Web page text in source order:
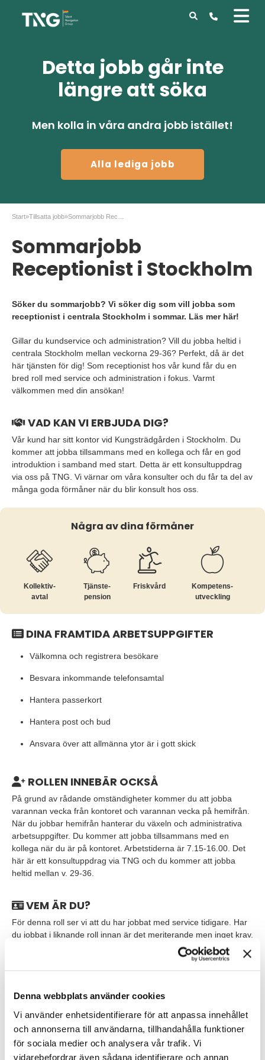
Denna webbplats använder cookies
Vi använder enhetsidentifierare för att anpassa innehållet
och annonserna till användarna, tillhandahålla funktioner
för sociala medier och analysera vår trafik. Vi
vidarebefordrar även sådana identifierare och annan
Detta jobb går inte
längre att söka
Men kolla in våra andra jobb istället!
Alla lediga jobb
Start»Tillsatta jobb»
Sommarjobb
Receptionist i Stockholm
Söker du sommarjobb? Vi söker dig som vill jobba som
receptionist i centrala Stockholm i sommar. Läs mer här!
Gillar du kundservice och administration? Vill du jobba heltid i
centrala Stockholm mellan veckorna 29-36? Perfekt, då är det
här tjänsten för dig! Som receptionist hos vår kund får du en
bred roll med service och administration i fokus. Varmt
välkommen med din ansökan!
VAD KAN VI ERBJUDA DIG?
Vår kund har sitt kontor vid Kungsträdgården i Stockholm. Du
kommer att jobba tillsammans med en kollega och får en god
introduktion i samband med start. Detta är ett konsultuppdrag
via oss på TNG. Vi värnar om våra konsulter och du får ta del av
många goda förmåner när du blir konsult hos oss.
Några av dina förmåner
Kollektiv­
avtal
Tjänste­
pension
Friskvård
Kompetens­
utveckling
DINA FRAMTIDA ARBETSUPPGIFTER
Välkomna och registrera besökare
Besvara inkommande telefonsamtal
Hantera passerkort
Hantera post och bud
Ansvara över att allmänna ytor är i gott skick
ROLLEN INNEBÄR OCKSÅ
På grund av rådande omständigheter kommer du att jobba
varannan vecka från kontoret och varannan vecka på hemifrån.
När du jobbar hemifrån hanterar du växeln och administrativa
arbetsuppgifter. Du kommer att jobba tillsammans med en
kollega när du är på kontoret. Arbetstiderna är 7.15-16.00. Det
här är ett konsultuppdrag via TNG och du kommer att jobba
heltid mellan v. 29-36.
VEM ÄR DU?
För denna roll ser vi att du har jobbat med service tidigare. Har
du jobbat i liknande roll innan är det meriterande men inget krav.
Du har en god datavana samt goda kunskaper i svenska och
engelska i tal och skrift. Som person ser vi att du är lyhörd,
strukturerad även i situationer med mycket att göra.
Låter det här som ett sommarjobb för dig? Välkommen med din
ansökan!